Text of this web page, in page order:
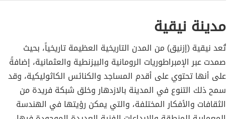
مدينة نيقية
تُعد نيقية (إزنيق) من المدن التاريخية العظيمة تاريخياً، بحيث
صمدت عبر الإمبراطوريات الرومانية والبيزنطية والعثمانية، إضافةً
على أنها تحتوي على أقدم المساجد والكنائس الكاثوليكية، وقد
سمح ذلك التنوع في المدينة بالازدهار وخلق شبكة فريدة من
الثقافات والأفكار المختلفة، والتي يمكن رؤيتها في الهندسة